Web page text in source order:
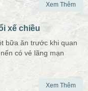
Xem Thêm
xế chiều
bữa ăn trước khi quan
có vẻ lãng mạn
Xem Thêm